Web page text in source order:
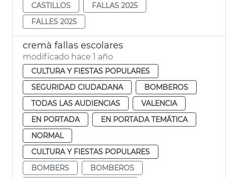
CASTILLOS
FALLAS 2025
FALLES 2025
cremà fallas escolares
modificado hace 1 año
CULTURA Y FIESTAS POPULARES
SEGURIDAD CIUDADANA
BOMBEROS
TODAS LAS AUDIENCIAS
VALENCIA
EN PORTADA
EN PORTADA TEMÁTICA
NORMAL
CULTURA Y FIESTAS POPULARES
BOMBERS
BOMBEROS